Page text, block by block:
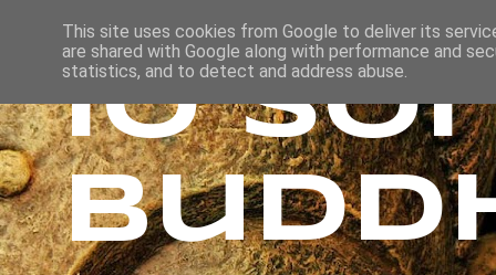
Io
This site uses cookies from Google to deliver its
are shared with Google along with performance and
statistics, and to detect and address abuse.